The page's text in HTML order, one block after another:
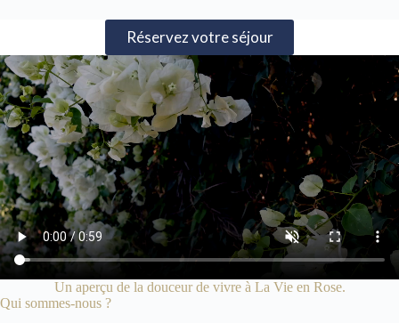
Réservez votre séjour
Un aperçu de la douceur de vivre à La Vie en Rose.
Qui sommes-nous ?